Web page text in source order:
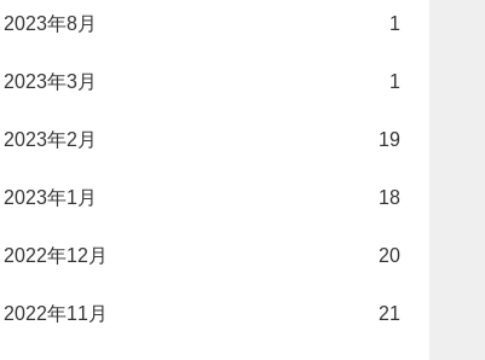
2023年8月 1
2023年3月 1
2023年2月 19
2023年1月 18
2022年12月 20
2022年11月 21